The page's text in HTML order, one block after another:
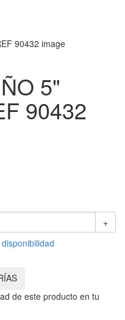
5"
90432
+
de este producto en tu